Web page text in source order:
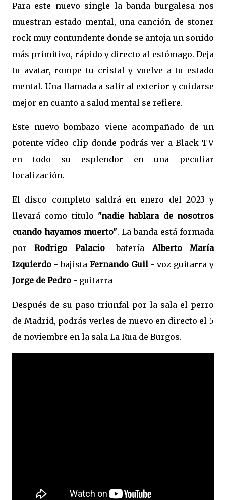
Para este nuevo single la banda burgalesa nos
muestran estado mental, una canción de stoner
rock muy contundente donde se antoja un sonido
más primitivo, rápido y directo al estómago. Deja
tu avatar, rompe tu cristal y vuelve a tu estado
mental. Una llamada a salir al exterior y cuidarse
mejor en cuanto a salud mental se refiere.
Este nuevo bombazo viene acompañado de un
potente vídeo clip donde podrás ver a Black TV
en todo su esplendor en una peculiar
localización.
El disco completo saldrá en enero del 2023 y
llevará como titulo "nadie hablara de nosotros
cuando hayamos muerto". La banda está formada
porRodrigo Palacio-bateríaAlberto María
Izquierdo - bajista Fernando Guil - voz guitarra y
Jorge de Pedro - guitarra
Después de su paso triunfal por la sala el perro
de Madrid, podrás verles de nuevo en directo el 5
de noviembre en la sala La Rua de Burgos.